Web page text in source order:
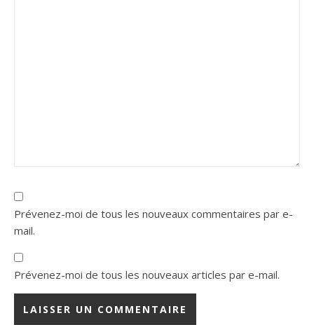
Prévenez-moi de tous les nouveaux commentaires par e-
mail.
Prévenez-moi de tous les nouveaux articles par e-mail.